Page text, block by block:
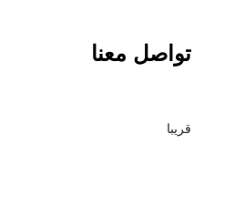
تواصل معنا
قريبا